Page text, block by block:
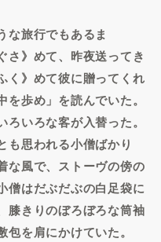
な旅行でもあるま
》めて、昨夜送ってき
く》めて彼に贈ってくれ
歩め」を読んでいた。
いろな客が入替った。
も思われる小僧ばかり
な風で、ストーヴの傍の
僧はだぶだぶの白足袋に
膝きりのぼろぼろな筒袖
を肩にかけていた。